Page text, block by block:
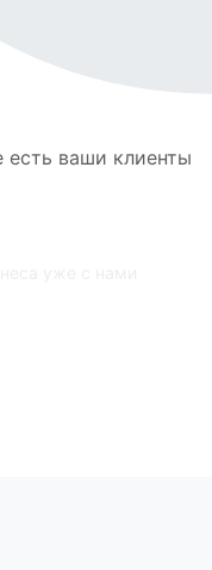
есть ваши клиенты